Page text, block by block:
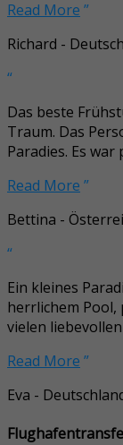
Read More ”
Richard -
“
Das beste
Traum. Das
Paradies. Es war
Read More ”
Bettina -
“
Ein kleines
herrlichem
vielen
Read More ”
Eva -